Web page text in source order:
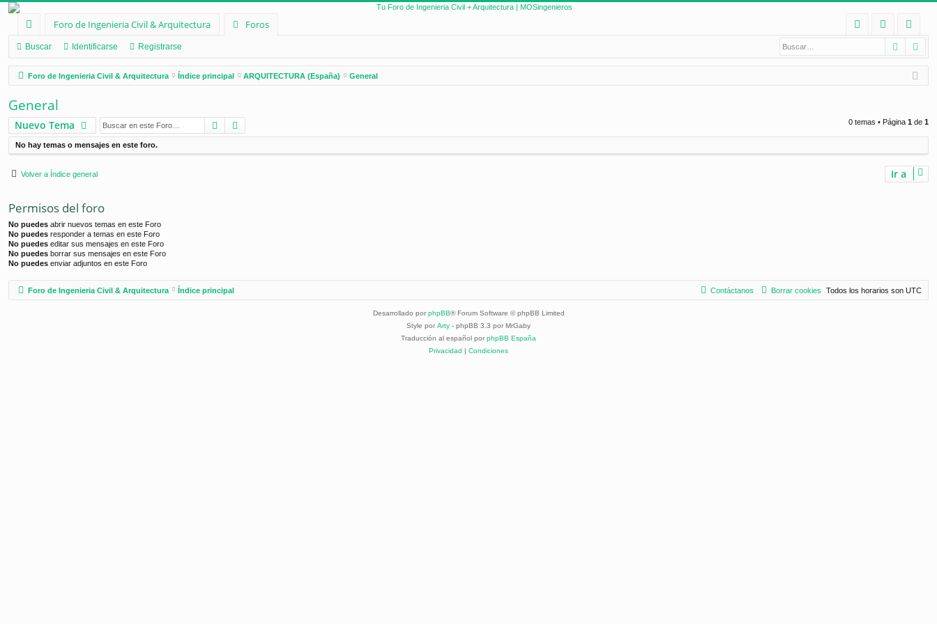
nl
ac
es
rá
pi
d
os
Foro de Ingenieria Civil & Arquitectura
Foros
Q
nt
ifi
e
eg
ist
ra
Buscar Identificarse Registrarse Buscar
Foro de Ingenieria Civil & Arquitectura Índice principal ARQUITECTURA (España) General
General
Nuevo Tema Buscar 0 temas • Página 1 de 1
No hay temas o mensajes en este foro.
Volver a Índice general Ir a
Permisos del foro
No puedes abrir nuevos temas en este Foro
No puedes responder a temas en este Foro
No puedes editar sus mensajes en este Foro
No puedes borrar sus mensajes en este Foro
No puedes enviar adjuntos en este Foro
Foro de Ingenieria Civil & Arquitectura Índice principal Todos los horarios son UTC
Borrar cookies
Contáctanos
Desarrollado por phpBB® Forum Software © phpBB Limited
Style por Arty - phpBB 3.3 por MrGaby
Traducción al español por phpBB España
Privacidad | Condiciones